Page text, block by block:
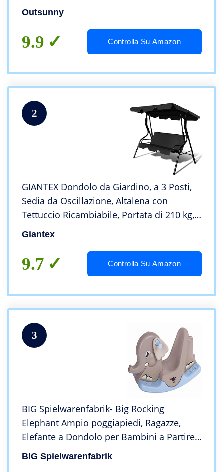
Cachi
Outsunny
9.9 Controlla Su Amazon
2
GIANTEX Dondolo da Giardino, a 3 Posti,
Sedia da Oscillazione, Altalena con
Tettuccio Ricambiabile, Portata di 210 kg,
Verde/Marrone/Nero
Giantex
9.7 Controlla Su Amazon
3
BIG Spielwarenfabrik- Big Rocking
Elephant Ampio poggiapiedi, Ragazze,
Elefante a Dondolo per Bambini a Partire
da 1 Anno, Grigio, Colore Azzurro,
800056787
BIG Spielwarenfabrik